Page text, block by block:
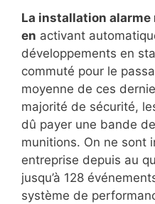
La installation
en activant
développements en
commuté pour le
moyenne de ces
majorité de sécurité,
dû payer une bande
munitions. On ne sont
entreprise depuis au
jusqu’à 128
système de